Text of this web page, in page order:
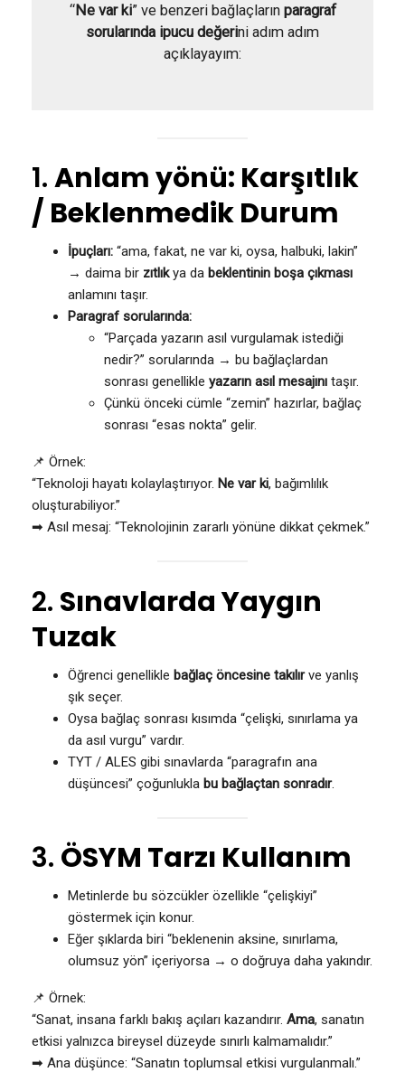
“Ne var ki” ve benzeri bağlaçların paragraf
sorularında ipucu değerini adım adım
açıklayayım:
1.Anlam yönü: Karşıtlık
/ Beklenmedik Durum
İpuçları: “ama, fakat, ne var ki, oysa, halbuki, lakin”
→ daima bir zıtlıkya da beklentinin boşa çıkması
anlamını taşır.
Paragraf sorularında:
“Parçada yazarın asıl vurgulamak istediği
nedir?” sorularında → bu bağlaçlardan
sonrası genellikle yazarın asıl mesajını taşır.
Çünkü önceki cümle “zemin” hazırlar, bağlaç
sonrası “esas nokta” gelir.
📌 Örnek:
“Teknoloji hayatı kolaylaştırıyor. Ne var ki, bağımlılık
oluşturabiliyor.”
➡ Asıl mesaj: “Teknolojinin zararlı yönüne dikkat çekmek.”
2. Sınavlarda Yaygın
Tuzak
Öğrenci genellikle bağlaç öncesine takılırve yanlış
şık seçer.
Oysa bağlaç sonrası kısımda “çelişki, sınırlama ya
da asıl vurgu” vardır.
TYT / ALES gibi sınavlarda “paragrafın ana
düşüncesi” çoğunlukla bu bağlaçtan sonradır.
3. ÖSYM Tarzı Kullanım
Metinlerde bu sözcükler özellikle “çelişkiyi”
göstermek için konur.
Eğer şıklarda biri “beklenenin aksine, sınırlama,
olumsuz yön” içeriyorsa → o doğruya daha yakındır.
📌 Örnek:
“Sanat, insana farklı bakış açıları kazandırır. Ama, sanatın
etkisi yalnızca bireysel düzeyde sınırlı kalmamalıdır.”
➡ Ana düşünce: “Sanatın toplumsal etkisi vurgulanmalı.”